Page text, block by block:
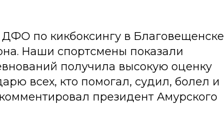
по кикбоксингу в Благовещенске
Наши спортсмены показали
получила высокую оценку
всех, кто помогал, судил, болел и
президент Амурского